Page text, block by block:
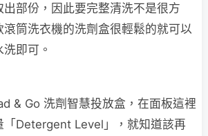
部份，因此要完整清洗不是很方
筒洗衣機的洗劑盒很輕鬆的就可以
即可。
& Go 洗劑智慧投放盒，在面板這裡
「Detergent Level」，就知道該再